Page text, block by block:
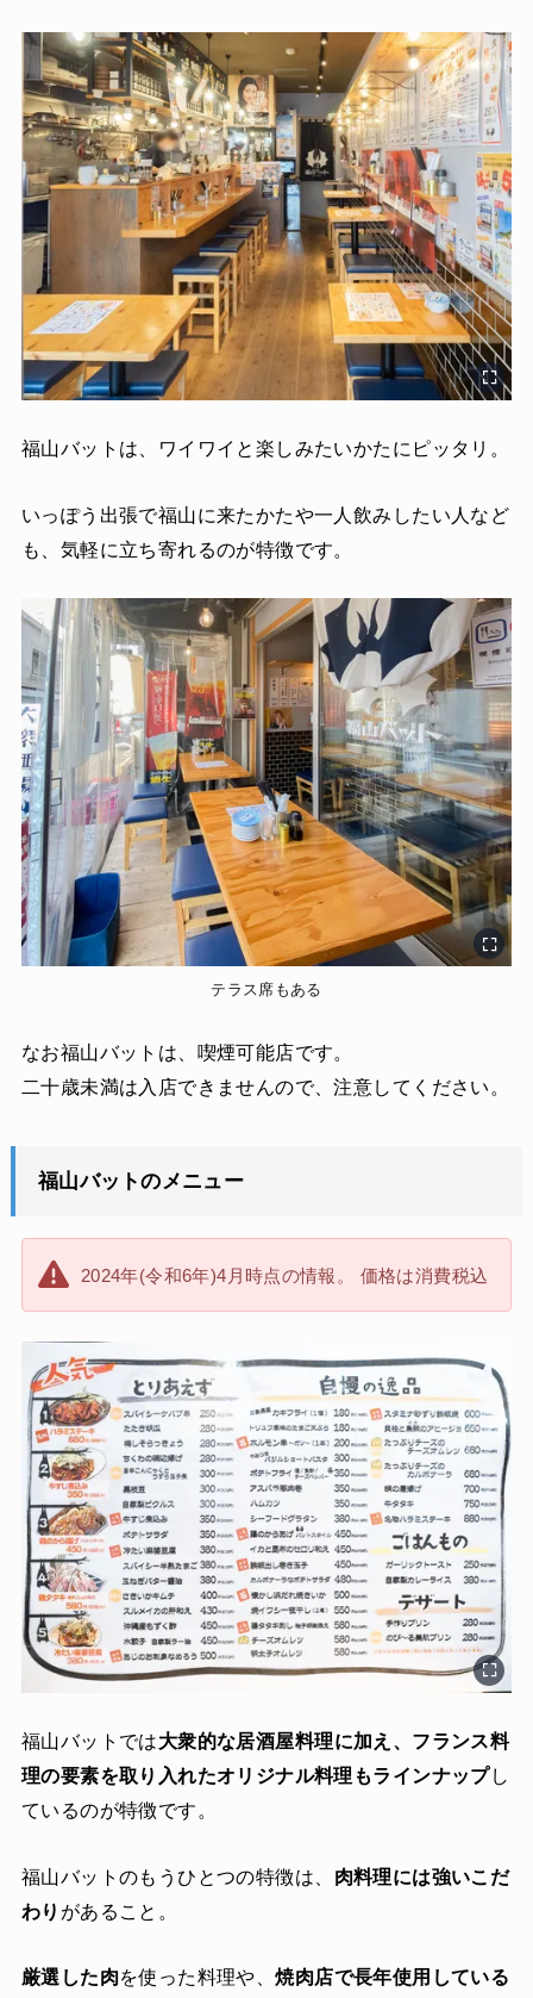
福山バットは、ワイワイと楽しみたいかたにピッタリ。
いっぽう出張で福山に来たかたや一人飲みしたい人など
も、気軽に立ち寄れるのが特徴です。
テラス席もある
なお福山バットは、喫煙可能店です。
二十歳未満は入店できませんので、注意してください。
福山バットのメニュー
2024年(令和6年)4月時点の情報。 価格は消費税込
福山バットでは大衆的な居酒屋料理に加え、フランス料
理の要素を取り入れたオリジナル料理もラインナップし
ているのが特徴です。
福山バットのもうひとつの特徴は、 肉料理には強いこだ
わり があること。
厳選した肉を使った料理や、焼肉店で長年使用している